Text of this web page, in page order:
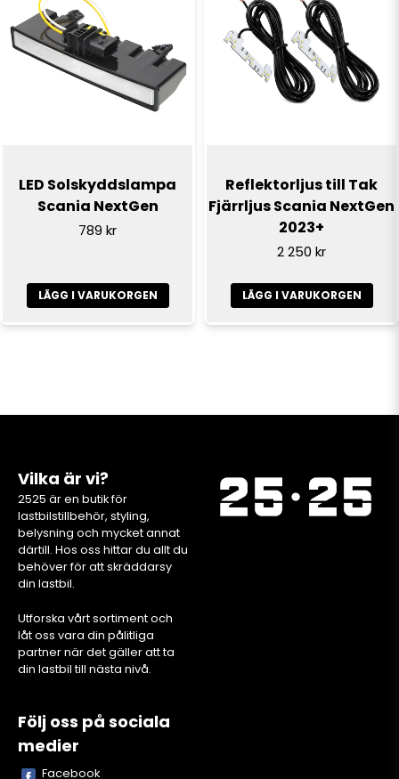
LED Solskyddslampa
Scania NextGen
789 kr
LÄGG I VARUKORGEN
Reflektorljus till Tak
Fjärrljus Scania NextGen
2023+
2 250 kr
LÄGG I VARUKORGEN
Vilka är vi?
2525 är en butik för
lastbilstillbehör, styling,
belysning och mycket annat
därtill. Hos oss hittar du allt du
behöver för att skräddarsy
din lastbil.
Utforska vårt sortiment och
låt oss vara din pålitliga
partner när det gäller att ta
din lastbil till nästa nivå.
Följ oss på sociala
medier
Facebook